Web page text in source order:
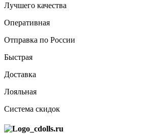
Лучшего качества
Оперативная
Отправка по России
Быстрая
Доставка
Лояльная
Система скидок